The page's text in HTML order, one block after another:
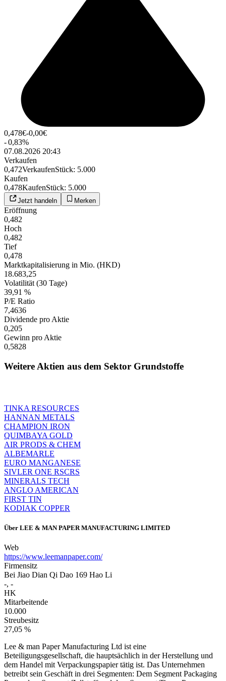
0,478€-0,00€
-0,83%
07.08.2026 20:43
Verkaufen
0,472VerkaufenStück: 5.000
Kaufen
0,478KaufenStück: 5.000
Jetzt handeln Merken
Eröffnung
0,482
Hoch
0,482
Tief
0,478
Marktkapitalisierung in Mio. (HKD)
18.683,25
Volatilität (30 Tage)
39,91 %
P/E Ratio
7,4636
Dividende pro Aktie
0,205
Gewinn pro Aktie
0,5828
Weitere Aktien aus dem Sektor Grundstoffe
TINKA RESOURCES
HANNAN METALS
CHAMPION IRON
QUIMBAYA GOLD
AIR PRODS & CHEM
ALBEMARLE
EURO MANGANESE
SIVLER ONE RSCRS
MINERALS TECH
ANGLO AMERICAN
FIRST TIN
KODIAK COPPER
Über LEE & MAN PAPER MANUFACTURING LIMITED
Web
https://www.leemanpaper.com/
Firmensitz
Bei Jiao Dian Qi Dao 169 Hao Li
-, -
HK
Mitarbeitende
10.000
Streubesitz
27,05 %
Lee & man Paper Manufacturing Ltd ist eine
Beteiligungsgesellschaft, die hauptsächlich in der Herstellung und
dem Handel mit Verpackungspapier tätig ist. Das Unternehmen
betreibt sein Geschäft in drei Segmenten: Dem Segment Packaging